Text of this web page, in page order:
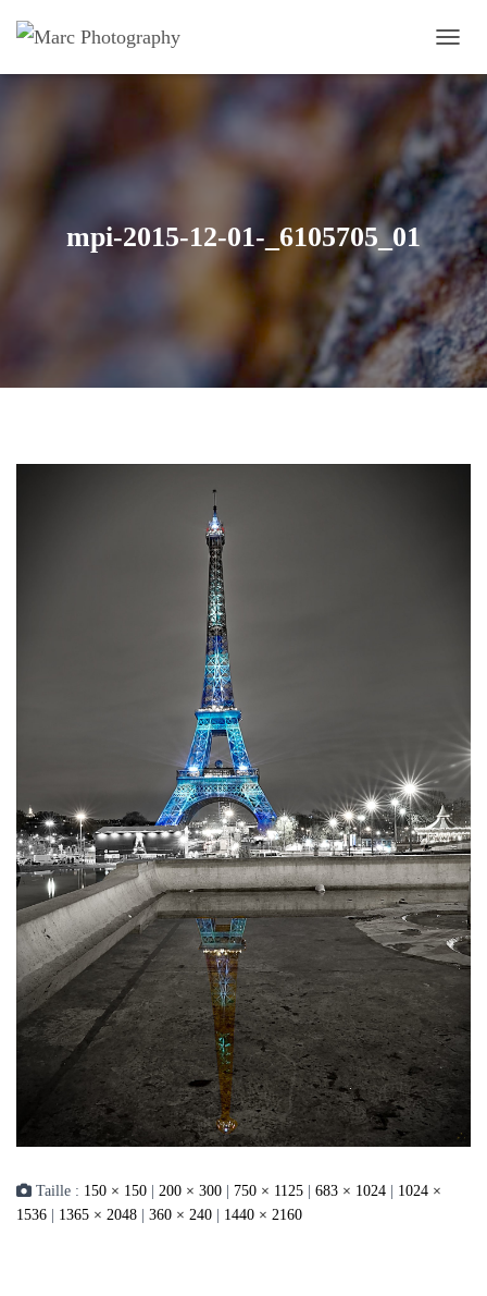
mpi-2015-12-01-_6105705_01
Taille : 150 × 150 200 × 300 750 × 1125 683 × 1024
1024 ×
1536
1365 × 2048 360 × 240 1440 × 2160